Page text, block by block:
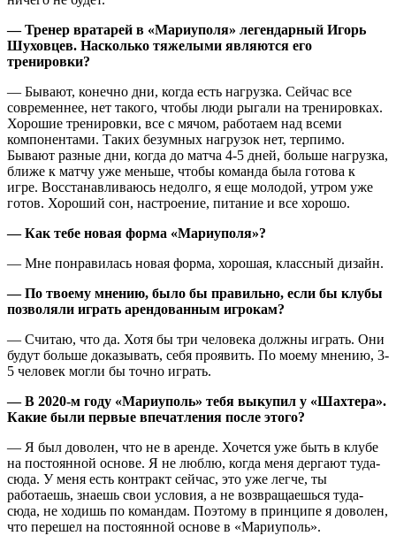
— Тренер вратарей в «Мариуполя» легендарный Игорь
Шуховцев. Насколько тяжелыми являются его
тренировки?
— Бывают, конечно дни, когда есть нагрузка. Сейчас все
современнее, нет такого, чтобы люди рыгали на тренировках.
Хорошие тренировки, все с мячом, работаем над всеми
компонентами. Таких безумных нагрузок нет, терпимо.
Бывают разные дни, когда до матча 4-5 дней, больше нагрузка,
ближе к матчу уже меньше, чтобы команда была готова к
игре. Восстанавливаюсь недолго, я еще молодой, утром уже
готов. Хороший сон, настроение, питание и все хорошо.
— Как тебе новая форма «Мариуполя»?
— Мне понравилась новая форма, хорошая, классный дизайн.
— По твоему мнению, было бы правильно, если бы клубы
позволяли играть арендованным игрокам?
— Считаю, что да. Хотя бы три человека должны играть. Они
будут больше доказывать, себя проявить. По моему мнению, 3-
5 человек могли бы точно играть.
— В 2020-м году «Мариуполь» тебя выкупил у «Шахтера».
Какие были первые впечатления после этого?
— Я был доволен, что не в аренде. Хочется уже быть в клубе
на постоянной основе. Я не люблю, когда меня дергают туда-
сюда. У меня есть контракт сейчас, это уже легче, ты
работаешь, знаешь свои условия, а не возвращаешься туда-
сюда, не ходишь по командам. Поэтому в принципе я доволен,
что перешел на постоянной основе в «Мариуполь».